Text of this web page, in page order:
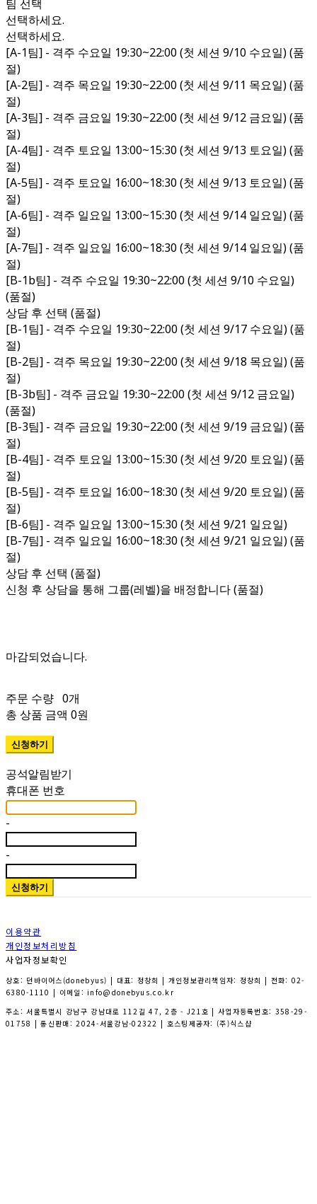
팀 선택
선택하세요.
선택하세요.
[A-1팀] - 격주 수요일 19:30~22:00 (첫 세션 9/10 수요일) (품
절)
[A-2팀] - 격주 목요일 19:30~22:00 (첫 세션 9/11 목요일) (품
절)
[A-3팀] - 격주 금요일 19:30~22:00 (첫 세션 9/12 금요일) (품
절)
[A-4팀] - 격주 토요일 13:00~15:30 (첫 세션 9/13 토요일) (품
절)
[A-5팀] - 격주 토요일 16:00~18:30 (첫 세션 9/13 토요일) (품
절)
[A-6팀] - 격주 일요일 13:00~15:30 (첫 세션 9/14 일요일) (품
절)
[A-7팀] - 격주 일요일 16:00~18:30 (첫 세션 9/14 일요일) (품
절)
[B-1b팀] - 격주 수요일 19:30~22:00 (첫 세션 9/10 수요일)
(품절)
상담 후 선택 (품절)
[B-1팀] - 격주 수요일 19:30~22:00 (첫 세션 9/17 수요일) (품
절)
[B-2팀] - 격주 목요일 19:30~22:00 (첫 세션 9/18 목요일) (품
절)
[B-3b팀] - 격주 금요일 19:30~22:00 (첫 세션 9/12 금요일)
(품절)
[B-3팀] - 격주 금요일 19:30~22:00 (첫 세션 9/19 금요일) (품
절)
[B-4팀] - 격주 토요일 13:00~15:30 (첫 세션 9/20 토요일) (품
절)
[B-5팀] - 격주 토요일 16:00~18:30 (첫 세션 9/20 토요일) (품
절)
[B-6팀] - 격주 일요일 13:00~15:30 (첫 세션 9/21 일요일)
[B-7팀] - 격주 일요일 16:00~18:30 (첫 세션 9/21 일요일) (품
절)
상담 후 선택 (품절)
신청 후 상담을 통해 그룹(레벨)을 배정합니다 (품절)
주문 수량 0개
총 상품 금액 0원
휴대폰 번호
-
-
신청하기
이용약관
개인정보처리방침
사업자정보확인
상호: 던바이어스(donebyus) | 대표: 정창희 | 개인정보관리책임자: 정창희 | 전화: 02-
6380-1110 | 이메일: info@donebyus.co.kr
주소: 서울특별시 강남구 강남대로 112길 47, 2층 - J21호 | 사업자등록번호: 358-29-
01758 | 통신판매:2024-서울강남-02322 | 호스팅제공자: (주)식스샵